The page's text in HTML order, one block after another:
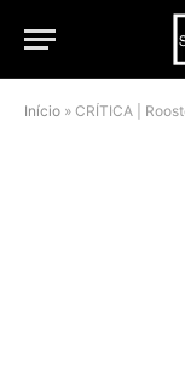
Início » CRÍTICA | Rooster